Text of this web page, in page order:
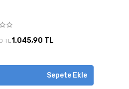
TL1.045,90 TL
Sepete Ekle